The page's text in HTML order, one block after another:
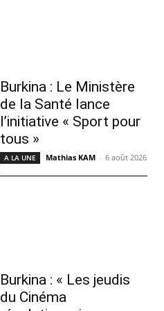
Burkina : Le Ministère
de la Santé lance
l’initiative « Sport pour
tous »
A LA UNE Mathias KAM - 6 août 2026
Burkina : « Les jeudis
du Cinéma